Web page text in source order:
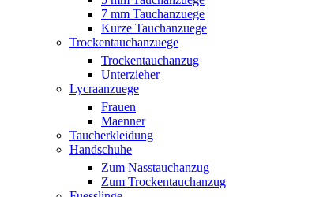
7 mm Tauchanzuege
Kurze Tauchanzuege
Trockentauchanzuege
Trockentauchanzug
Unterzieher
Lycraanzuege
Frauen
Maenner
Taucherkleidung
Handschuhe
Zum Nasstauchanzug
Zum Trockentauchanzug